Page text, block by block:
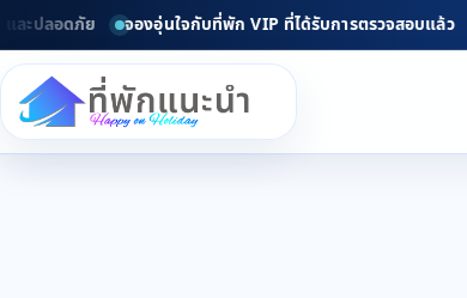
ปลอดภัย จองอุ่นใจกับที่พัก VIP ที่ได้รับการตรวจสอบแล้ว